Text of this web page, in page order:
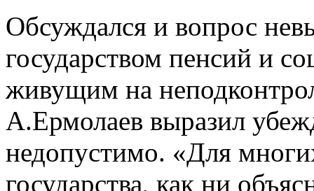
Обсуждался и вопрос
государством пенсий и
живущим на
А.Ермолаев выразил
недопустимо. «Для
государства, как ни